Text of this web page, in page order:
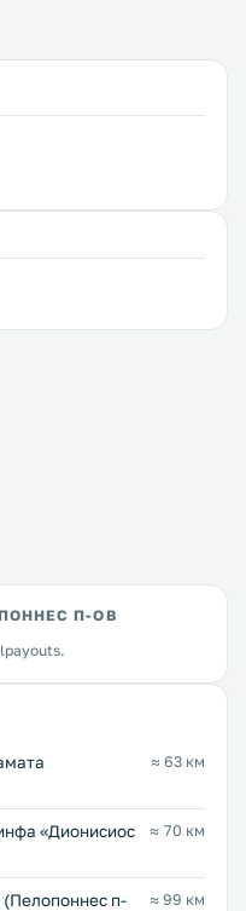
П-ОВ
≈ 63 км
«Дионисиос
≈ 70 км
п-
≈ 99 км